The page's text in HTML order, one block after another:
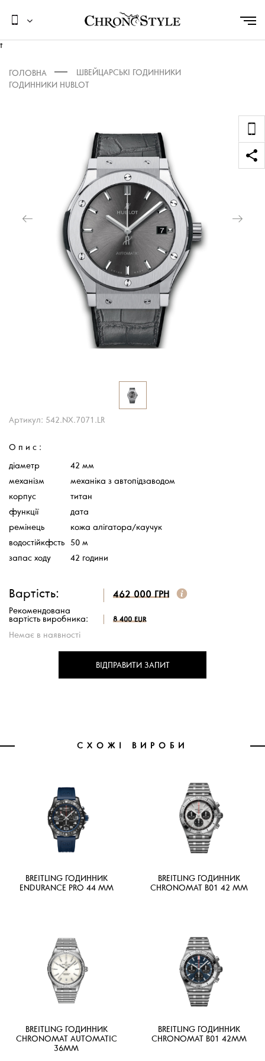
t
ГОЛОВНА
ГОДИННИКИ HUBLOT
ШВЕЙЦАРСЬКІ ГОДИННИКИ
Артикул: 542.NX.7071.LR
Опис:
діаметр
42 мм
механізм
механіка з автопідзаводом
корпус
титан
функції
дата
ремінець
кожа алігатора/каучук
водостійкфсть
50 м
запас ходу
42 години
Вартість: 462 000 ГРН
Рекомендована
вартість виробника: 8 400 EUR
Немає в наявності
ВІДПРАВИТИ ЗАПИТ
СХОЖІ ВИРОБИ
BREITLING ГОДИННИК
ENDURANCE PRO 44 MM
BREITLING ГОДИННИК
CHRONOMAT B01 42 MM
BREITLING ГОДИННИК
CHRONOMAT AUTOMATIC
36MM
BREITLING ГОДИННИК
CHRONOMAT B01 42MM